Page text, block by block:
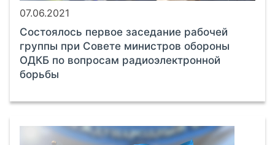
07.06.2021
Состоялось первое заседание рабочей
группы при Совете министров обороны
ОДКБ по вопросам радиоэлектронной
борьбы